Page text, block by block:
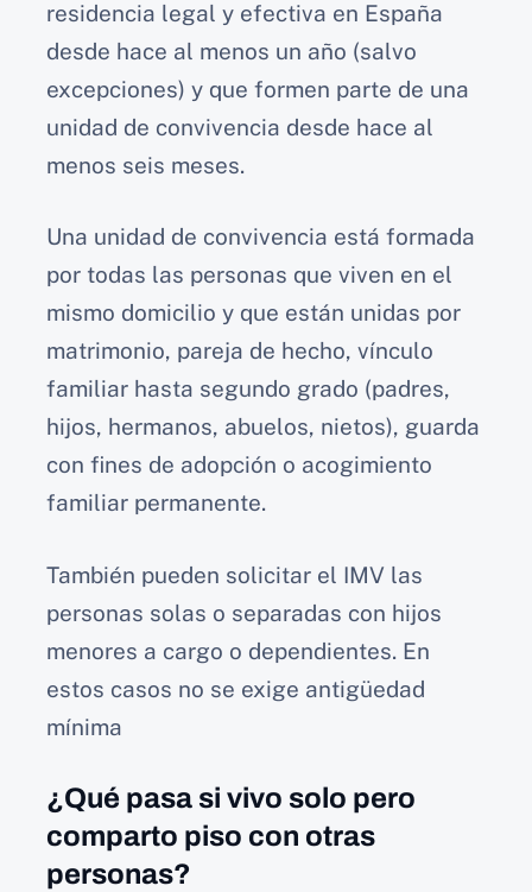
residencia legal y efectiva en España
desde hace al menos un año (salvo
excepciones) y que formen parte de una
unidad de convivencia desde hace al
menos seis meses.
Una unidad de convivencia está formada
por todas las personas que viven en el
mismo domicilio y que están unidas por
matrimonio, pareja de hecho, vínculo
familiar hasta segundo grado (padres,
hijos, hermanos, abuelos, nietos), guarda
con fines de adopción o acogimiento
familiar permanente.
También pueden solicitar el IMV las
personas solas o separadas con hijos
menores a cargo o dependientes. En
estos casos no se exige antigüedad
mínima
¿Qué pasa si vivo solo pero
comparto piso con otras
personas?